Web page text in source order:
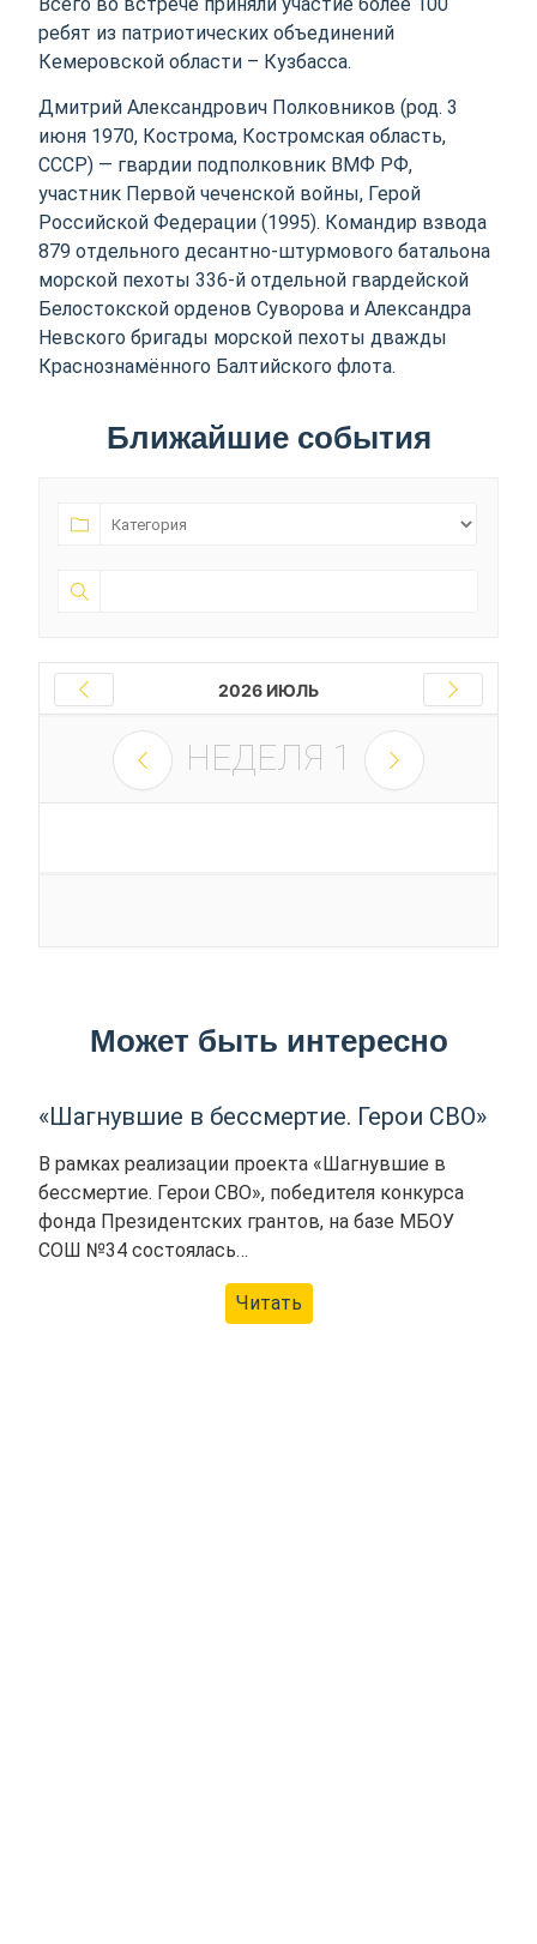
ребят из патриотических объединений
Кемеровской области – Кузбасса.
Дмитрий Александрович Полковников (род. 3
июня 1970, Кострома, Костромская область,
СССР) — гвардии подполковник ВМФ РФ,
участник Первой чеченской войны, Герой
Российской Федерации (1995). Командир взвода
879 отдельного десантно-штурмового батальона
морской пехоты 336-й отдельной гвардейской
Белостокской орденов Суворова и Александра
Невского бригады морской пехоты дважды
Краснознамённого Балтийского флота.
Ближайшие события
2026 ИЮЛЬ
НЕДЕЛЯ 1
Может быть интересно
«Шагнувшие в бессмертие. Герои СВО»
В рамках реализации проекта «Шагнувшие в
бессмертие. Герои СВО», победителя конкурса
фонда Президентских грантов, на базе МБОУ
СОШ №34 состоялась…
Читать